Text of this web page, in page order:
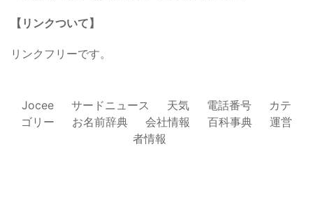
【リンクついて】
リンクフリーです。
Jocee サードニュース 天気 電話番号
カテ
ゴリー
お名前辞典 会社情報 百科事典
運営
者情報